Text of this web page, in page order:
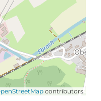
contributors